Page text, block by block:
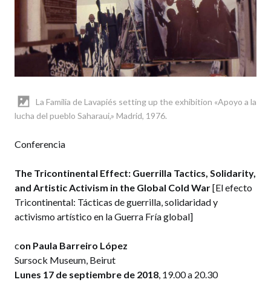
La Familia de Lavapiés setting up the exhibition «Apoyo a la
lucha del pueblo Saharaui,» Madrid, 1976.
Conferencia
The Tricontinental Effect: Guerrilla Tactics, Solidarity,
and Artistic Activism in the Global Cold War[El efecto
Tricontinental: Tácticas de guerrilla, solidaridad y
activismo artístico en la Guerra Fría global]
con Paula Barreiro López
Sursock Museum, Beirut
Lunes 17 de septiembre de 2018, 19.00 a 20.30